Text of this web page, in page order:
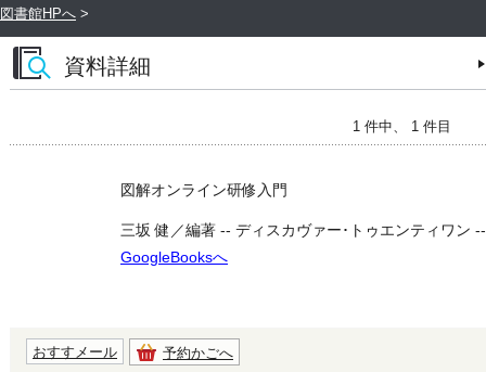
図書館HPへ >
資料詳細
1 件中、 1 件目
図解オンライン研修入門
三坂 健／編著 -- ディスカヴァー･トゥエンティワン
GoogleBooksへ
おすすメール 予約かごへ